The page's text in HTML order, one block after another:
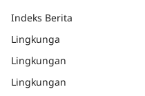
Indeks Berita
Lingkunga
Lingkungan
Lingkungan